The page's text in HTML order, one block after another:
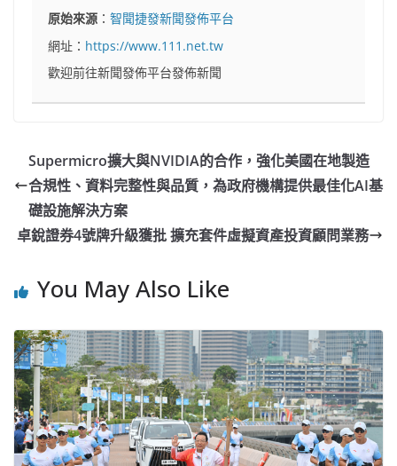
原始來源 ：智聞捷發新聞發佈平台
網址： https://www.111.net.tw
歡迎前往新聞發佈平台發佈新聞
Supermicro擴大與NVIDIA的合作，強化美國在地製造
合規性、資料完整性與品質，為政府機構提供最佳化AI基
礎設施解決方案
卓銳證券4號牌升級獲批 擴充套件虛擬資產投資顧問業務
You May Also Like